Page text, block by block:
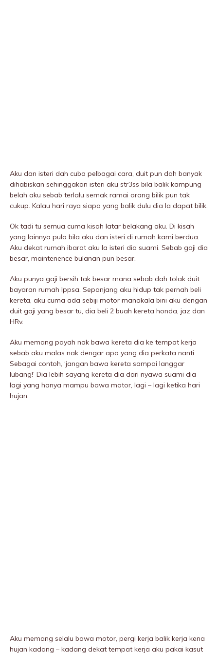
Aku dan isteri dah cuba pelbagai cara, duit pun dah banyak
dihabiskan sehinggakan isteri aku str3ss bila balik kampung
beIah aku sebab terlalu semak ramai orang bilik pun tak
cukup. Kalau hari raya siapa yang balik dulu dia la dapat bilik.
Ok tadi tu semua cuma kisah latar belakang aku. Di kisah
yang lainnya pula bila aku dan isteri di rumah kami berdua.
Aku dekat rumah ibarat aku la isteri dia suami. Sebab gaji dia
besar, maintenence bulanan pun besar.
Aku punya gaji bersih tak besar mana sebab dah tolak duit
bayaran rumah lppsa. Sepanjang aku hidup tak pernah beli
kereta, aku cuma ada sebiji motor manakala bini aku dengan
duit gaji yang besar tu, dia beli 2 buah kereta honda, jaz dan
HRv.
Aku memang payah nak bawa kereta dia ke tempat kerja
sebab aku malas nak dengar apa yang dia perkata nanti.
Sebagai contoh, ‘jangan bawa kereta sampai Ianggar
lubang!’ Dia lebih sayang kereta dia dari nyawa suami dia
lagi yang hanya mampu bawa motor, lagi – lagi ketika hari
hujan.
Aku memang selalu bawa motor, pergi kerja balik kerja kena
hujan kadang – kadang dekat tempat kerja aku pakai kasut